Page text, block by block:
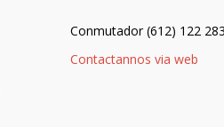
Conmutador (612) 122
Contactannos via web